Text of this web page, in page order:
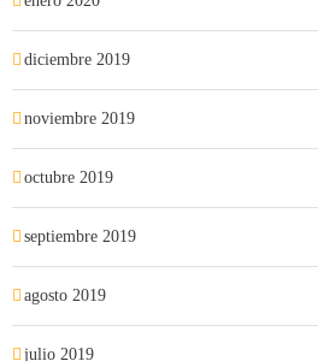
diciembre 2019
noviembre 2019
octubre 2019
septiembre 2019
agosto 2019
julio 2019